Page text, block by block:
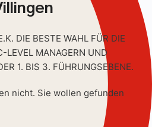
DIE BESTE WAHL FÜR DIE
LEVEL MANAGERN UND
1. BIS 3. FÜHRUNGSEBENE.
nicht. Sie wollen gefunden